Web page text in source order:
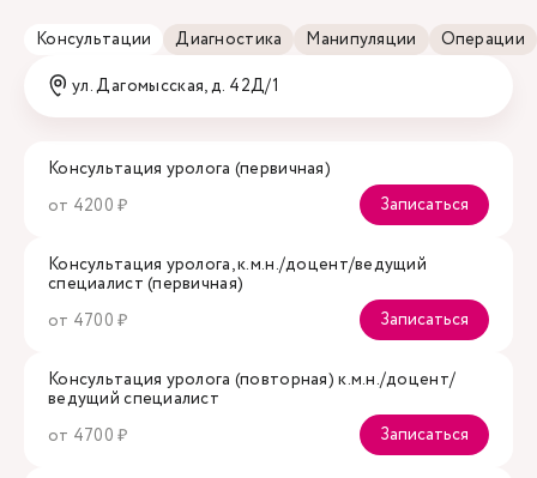
Консультации Диагностика Манипуляции
Операции
ул. Дагомысская, д. 42Д/1
Консультация уролога (первичная)
от 4200 ₽
Записаться
Консультация уролога, к.м.н./доцент/ведущий
специалист (первичная)
от 4700 ₽
Записаться
Консультация уролога (повторная) к.м.н./доцент/
ведущий специалист
от 4700 ₽
Записаться